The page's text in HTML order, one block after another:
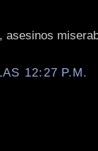
asesinos
12:27 P.M.